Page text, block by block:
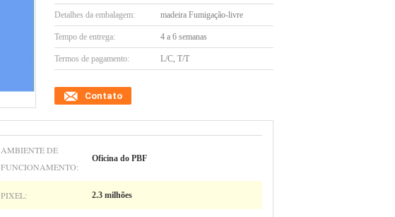
Detalhes da embalagem: madeira Fumigação-livre
Tempo de entrega: 4 a 6 semanas
Termos de pagamento: L/C, T/T
Contato
AMBIENTE DE
FUNCIONAMENTO:
Oficina do PBF
PIXEL: 2.3 milhões